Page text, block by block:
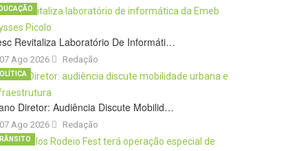
Revitaliza Laboratório De Informáti…
07 Ago 2026 Redação
Diretor: Audiência Discute Mobilid…
07 Ago 2026 Redação